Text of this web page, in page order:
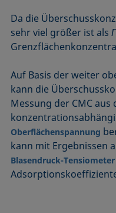
Da die
sehr viel größer ist als
Auf Basis der weiter
kann die
Messung der CMC aus
Oberflächenspannung
kann mit Ergebnissen
Blasendruck-Tensiometer